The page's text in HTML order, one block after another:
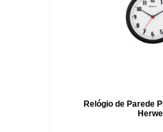
Relógio de Parede